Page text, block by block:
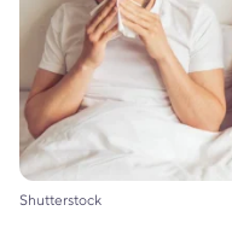
Shutterstock